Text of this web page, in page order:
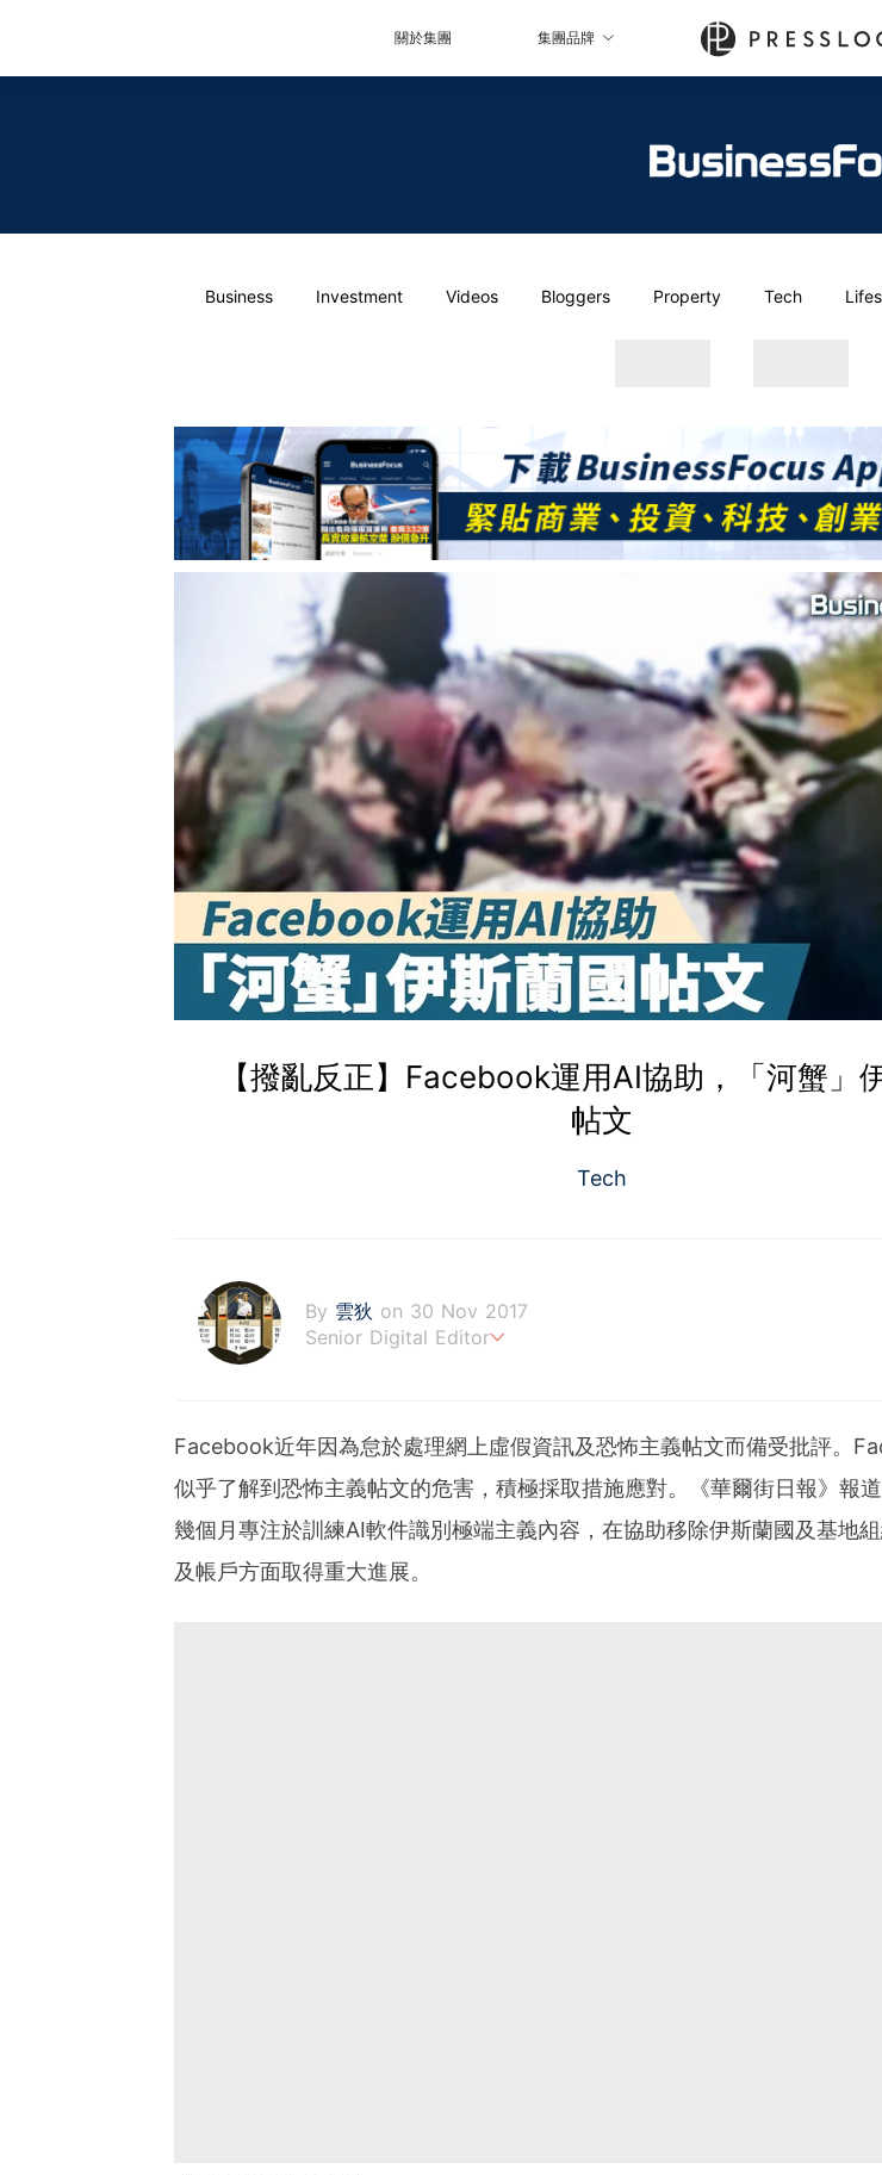
關於集團 集團品牌
Business Investment Videos Bloggers Property Tech
【撥亂反正】Facebook運用AI協助，「河蟹」
帖文
Tech
By 雲狄 on 30 Nov 2017
Senior Digital Editor
Facebook近年因為怠於處理網上虛假資訊及恐怖主義帖文而備受批評。
似乎了解到恐怖主義帖文的危害，積極採取措施應對。《華爾街日報》報
幾個月專注於訓練AI軟件識別極端主義內容，在協助移除伊斯蘭國及基地
及帳戶方面取得重大進展。